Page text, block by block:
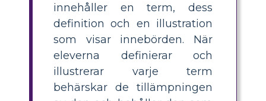
innehåller en term, dess
definition och en illustration
som visar innebörden. När
eleverna definierar och
illustrerar varje term
behärskar de tillämpningen